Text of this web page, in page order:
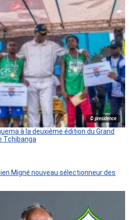
© presidence
à la deuxième édition du Grand
Tchibanga
Migné nouveau sélectionneur des